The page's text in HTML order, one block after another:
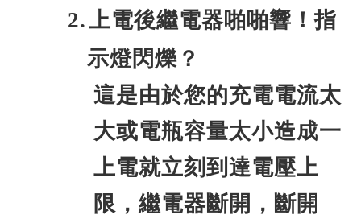
2.上電後繼電器啪啪響！指
示燈閃爍？
這是由於您的充電電流太
大或電瓶容量太小造成一
上電就立刻到達電壓上
限，繼電器斷開，斷開